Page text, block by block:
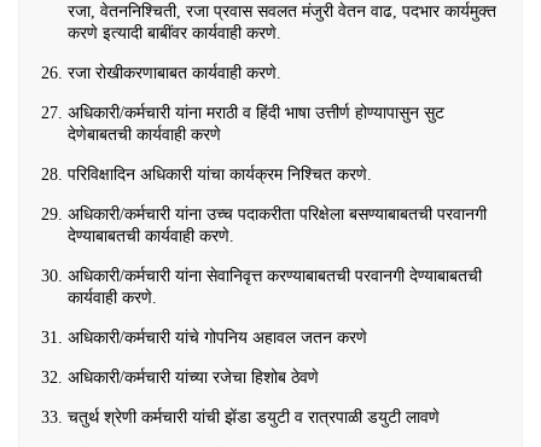
रजा, वेतननिश्चिती, रजा प्रवास सवलत मंजुरी वेतन वाढ, पदभार कार्यमुक्त
करणे इत्यादी बाबींवर कार्यवाही करणे.
रजा रोखीकरणाबाबत कार्यवाही करणे.
अधिकारी/कर्मचारी यांना मराठी व हिंदी भाषा उत्तीर्ण होण्यापासुन सुट
देणेबाबतची कार्यवाही करणे
परिविक्षादिन अधिकारी यांचा कार्यक्रम निश्चित करणे.
अधिकारी/कर्मचारी यांना उच्च पदाकरीता परिक्षेला बसण्याबाबतची परवानगी
देण्याबाबतची कार्यवाही करणे.
अधिकारी/कर्मचारी यांना सेवानिवृत्त करण्याबाबतची परवानगी देण्याबाबतची
कार्यवाही करणे.
अधिकारी/कर्मचारी यांचे गोपनिय अहावल जतन करणे
अधिकारी/कर्मचारी यांच्या रजेचा हिशोब ठेवणे
चतुर्थ श्रेणी कर्मचारी यांची झेंडा डयुटी व रात्रपाळी डयुटी लावणे